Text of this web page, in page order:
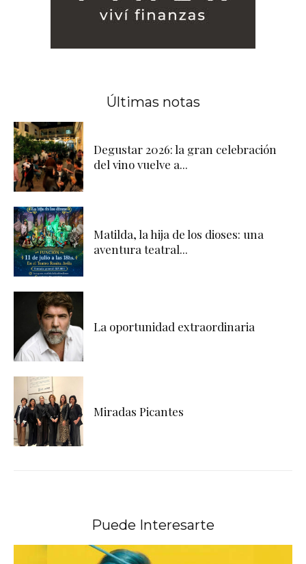
Últimas notas
Degustar 2026: la gran celebración
del vino vuelve a...
Matilda, la hija de los dioses: una
aventura teatral...
La oportunidad extraordinaria
Miradas Picantes
Puede Interesarte